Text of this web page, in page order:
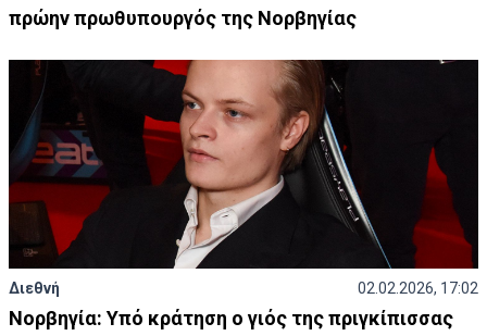
πρώην πρωθυπουργός της Νορβηγίας
Διεθνή 02.02.2026, 17:02
Νορβηγία: Υπό κράτηση ο γιός της πριγκίπισσας